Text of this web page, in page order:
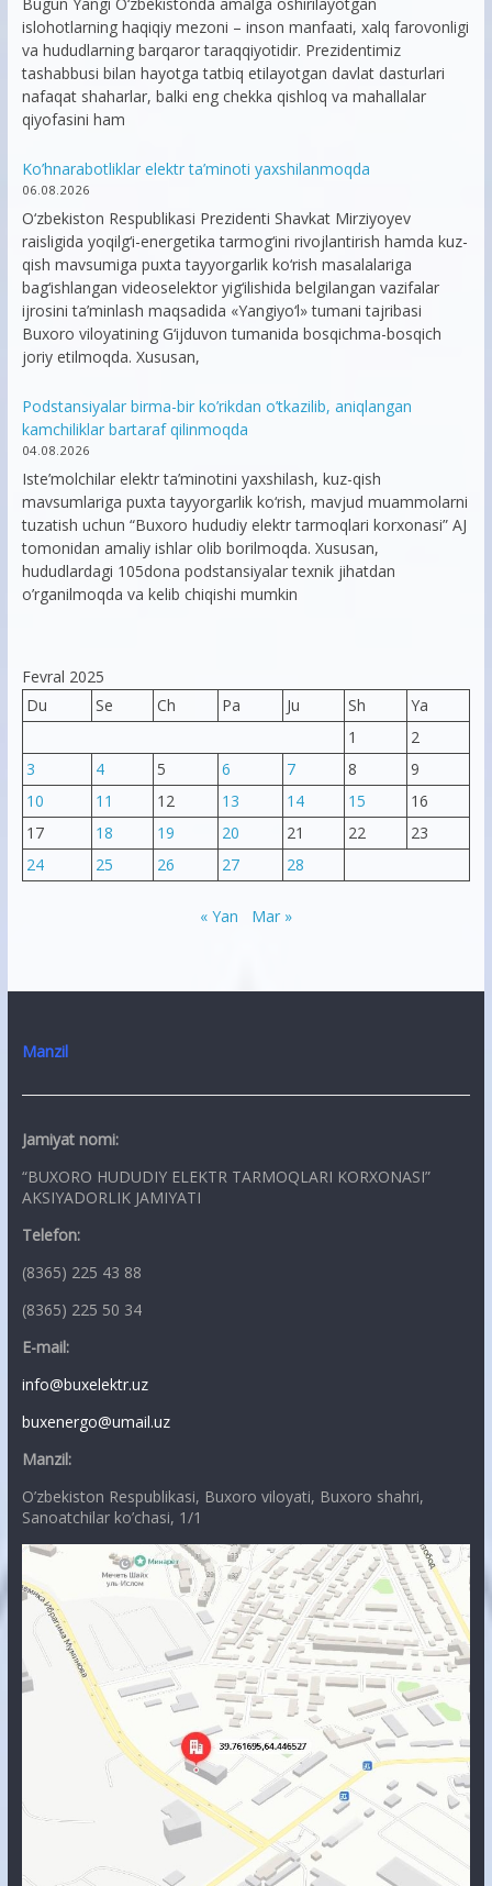
islohotlarning haqiqiy mezoni – inson manfaati, xalq farovonligi
va hududlarning barqaror taraqqiyotidir. Prezidentimiz
tashabbusi bilan hayotga tatbiq etilayotgan davlat dasturlari
nafaqat shaharlar, balki eng chekka qishloq va mahallalar
qiyofasini ham
Ko’hnarabotliklar elektr ta’minoti yaxshilanmoqda
06.08.2026
O‘zbekiston Respublikasi Prezidenti Shavkat Mirziyoyev
raisligida yoqilg‘i-energetika tarmog‘ini rivojlantirish hamda kuz-
qish mavsumiga puxta tayyorgarlik ko‘rish masalalariga
bag‘ishlangan videoselektor yig‘ilishida belgilangan vazifalar
ijrosini ta’minlash maqsadida «Yangiyo‘l» tumani tajribasi
Buxoro viloyatining G‘ijduvon tumanida bosqichma-bosqich
joriy etilmoqda. Xususan,
Podstansiyalar birma-bir ko’rikdan o’tkazilib, aniqlangan
kamchiliklar bartaraf qilinmoqda
04.08.2026
Iste’molchilar elektr ta’minotini yaxshilash, kuz-qish
mavsumlariga puxta tayyorgarlik ko‘rish, mavjud muammolarni
tuzatish uchun “Buxoro hududiy elektr tarmoqlari korxonasi” AJ
tomonidan amaliy ishlar olib borilmoqda. Xususan,
hududlardagi 105dona podstansiyalar texnik jihatdan
o’rganilmoqda va kelib chiqishi mumkin
Fevral 2025
Du
Se Ch Pa Ju Sh
Ya
1
2
3
4 5 6 7 8
9
10
11 12 13 14 15
16
17
18 19 20 21 22
23
24
25 26 27 28
« Yan Mar »
Manzil
Jamiyat nomi:
“BUXORO HUDUDIY ELEKTR TARMOQLARI KORXONASI”
AKSIYADORLIK JAMIYATI
Telefon:
(8365) 225 43 88
(8365) 225 50 34
E-mail:
info@buxelektr.uz
buxenergo@umail.uz
Manzil:
O’zbekiston Respublikasi, Buxoro viloyati, Buxoro shahri,
Sanoatchilar ko’chasi, 1/1